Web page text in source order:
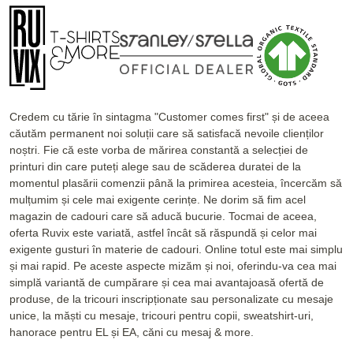
Credem cu tărie în sintagma "Customer comes first" și de aceea
căutăm permanent noi soluții care să satisfacă nevoile clienților
noștri. Fie că este vorba de mărirea constantă a selecției de
printuri din care puteți alege sau de scăderea duratei de la
momentul plasării comenzii până la primirea acesteia, încercăm să
mulțumim și cele mai exigente cerințe. Ne dorim să fim acel
magazin de cadouri care să aducă bucurie. Tocmai de aceea,
oferta Ruvix este variată, astfel încât să răspundă și celor mai
exigente gusturi în materie de cadouri. Online totul este mai simplu
și mai rapid. Pe aceste aspecte mizăm și noi, oferindu-va cea mai
simplă variantă de cumpărare și cea mai avantajoasă ofertă de
produse, de la tricouri inscripționate sau personalizate cu mesaje
unice, la măști cu mesaje, tricouri pentru copii, sweatshirt-uri,
hanorace pentru EL și EA, căni cu mesaj & more.